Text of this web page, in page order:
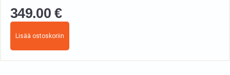
349.00€
Lisää ostoskoriin